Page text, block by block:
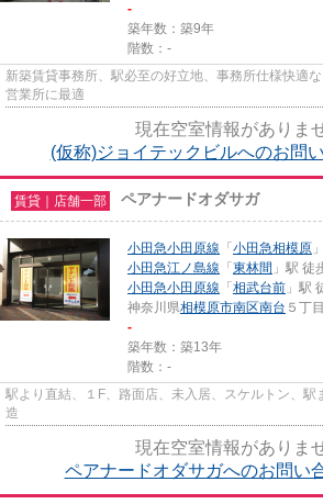
-
築年数：築9年
階数：-
新築賃貸事務所、駅必至の好立地、事務所仕様快適な
営業所に最適
現在空室情報がありま
(仮称)ジョイテックビルへのお問
賃貸｜店舗一部 ペアナードオダサガ
小田急小田原線 「 小田急相模原
小田急江ノ島線 「 東林間 」駅 徒
小田急小田原線 「 相武台前 」駅
神奈川県相模原市南区南台 ５丁
-
築年数：築13年
階数：-
駅より直結、１F、路面店、未入居、スケルトン、駅
造
現在空室情報がありま
ペアナードオダサガへのお問い